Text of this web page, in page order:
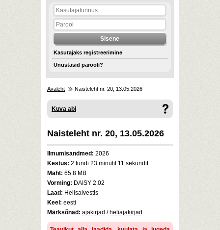
Kasutajaks registreerimine
Unustasid parooli?
Avaleht Naisteleht nr. 20, 13.05.2026
Kuva abi
Naisteleht nr. 20, 13.05.2026
Ilmumisandmed: 2026
Kestus: 2 tundi 23 minutit 11 sekundit
Maht: 65.8 MB
Vorming: DAISY 2.02
Laad: Helisalvestis
Keel: eesti
Märksõnad: ajakirjad / heliajakirjad